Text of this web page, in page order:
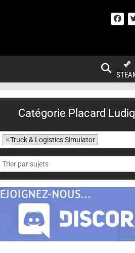
Catégorie Placard
×Truck & Logistics Simulator